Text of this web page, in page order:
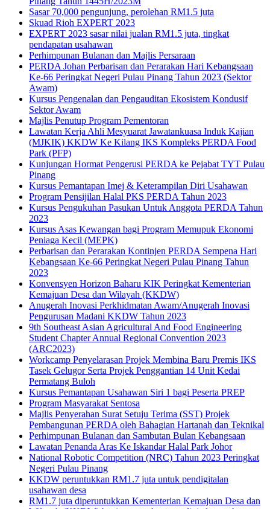
Sasar 70,000 pengunjung, perolehan RM1.5 juta
Skuad Rioh EXPERT 2023
EXPERT 2023 sasar nilai jualan RM1.5 juta, tingkat
pendapatan usahawan
Perhimpunan Bulanan dan Majlis Persaraan
PERDA Johan Perbarisan dan Perarakan Hari Kebangsaan
Ke-66 Peringkat Negeri Pulau Pinang Tahun 2023 (Sektor
Awam)
Kursus Pengenalan dan Pengauditan Ekosistem Kondusif
Sektor Awam
Majlis Penutup Program Pementoran
Lawatan Kerja Ahli Mesyuarat Jawatankuasa Induk Kajian
(MJKIK) KKDW Ke Kilang IKS Kompleks PERDA Food
Park (PFP)
Kunjungan Hormat Pengerusi PERDA ke Pejabat TYT Pulau
Pinang
Kursus Pemantapan Imej & Keterampilan Diri Usahawan
Program Pensijilan Halal PKS PERDA Tahun 2023
Kursus Pengukuhan Pasukan Untuk Anggota PERDA Tahun
2023
Kursus Asas Kewangan bagi Program Memupuk Ekonomi
Peniaga Kecil (MEPK)
Perbarisan dan Perarakan Kontinjen PERDA Sempena Hari
Kebangsaan Ke-66 Peringkat Negeri Pulau Pinang Tahun
2023
Konvensyen Horizon Baharu KIK Peringkat Kementerian
Kemajuan Desa dan Wilayah (KKDW)
Anugerah Inovasi Perkhidmatan Awam/Anugerah Inovasi
Pengurusan Madani KKDW Tahun 2023
9th Southeast Asian Agricultural And Food Engineering
Student Chapter Annual Regional Convention 2023
(ARC2023)
Workcamp Penyelarasan Projek Membina Baru Premis IKS
Tasek Gelugor Serta Projek Penggantian 14 Unit Kedai
Permatang Buloh
Kursus Pemantapan Usahawan Siri 1 bagi Peserta PREP
Program Masyarakat Sentosa
Majlis Penyerahan Surat Setuju Terima (SST) Projek
Pembangunan PERDA oleh Bahagian Hartanah dan Teknikal
Perhimpunan Bulanan dan Sambutan Bulan Kebangsaan
Lawatan Penanda Aras Ke Iskandar Halal Park Johor
National Robotic Competition (NRC) Tahun 2023 Peringkat
Negeri Pulau Pinang
KKDW peruntukkan RM1.7 juta untuk pendigitalan
usahawan desa
RM1.7 juta diperuntukkan Kementerian Kemajuan Desa dan